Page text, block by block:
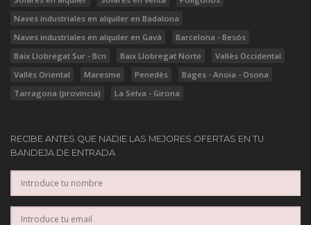
Naves industriales en alquiler en Badalona
Naves industriales en alquiler en Gavà
Barcelona - Besós
Baix Llobregat Sur - Bcn
Baix Llobregat Norte
Vallès Occidental
Vallès Oriental
Maresme Penedès
Bages - Anoia - Osona
Tarragona (provincia)
La Selva - Girona
RECIBE ANTES QUE NADIE LAS MEJORES OFERTAS EN TU
BANDEJA DE ENTRADA